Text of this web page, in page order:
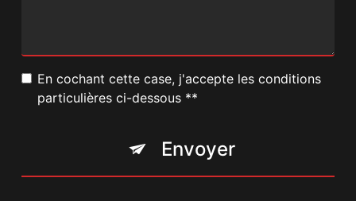
En cochant cette case, j'accepte les conditions
particulières ci-dessous **
Envoyer